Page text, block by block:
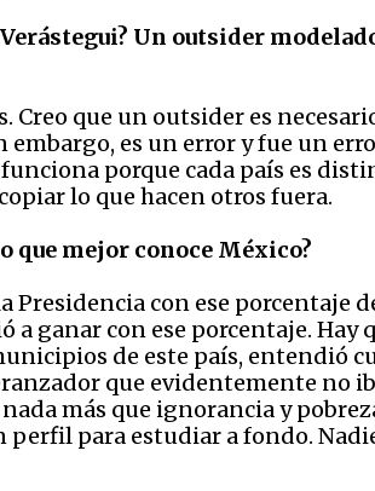
Un outsider
Creo que un outsider es
embargo, es un error y fue un
porque cada país es
lo que hacen otros fuera.
que mejor conoce México?
Presidencia con ese porcentaje
ganar con ese porcentaje. Hay
de este país, entendió
que evidentemente no
más que ignorancia y
perfil para estudiar a fondo.